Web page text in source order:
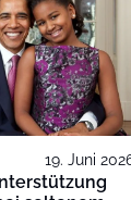
19. Juni